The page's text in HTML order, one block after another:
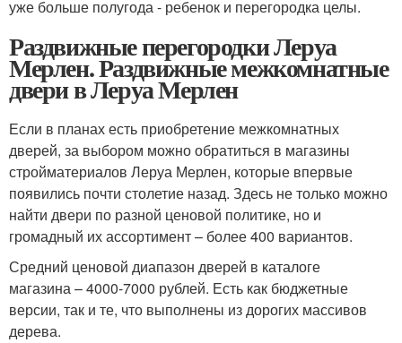
уже больше полугода - ребенок и перегородка целы.
Раздвижные перегородки Леруа
Мерлен. Раздвижные межкомнатные
двери в Леруа Мерлен
Если в планах есть приобретение межкомнатных
дверей, за выбором можно обратиться в магазины
стройматериалов Леруа Мерлен, которые впервые
появились почти столетие назад. Здесь не только можно
найти двери по разной ценовой политике, но и
громадный их ассортимент – более 400 вариантов.
Средний ценовой диапазон дверей в каталоге
магазина – 4000-7000 рублей. Есть как бюджетные
версии, так и те, что выполнены из дорогих массивов
дерева.